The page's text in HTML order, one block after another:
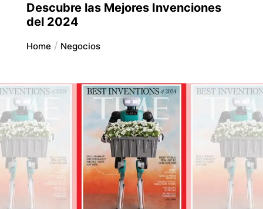
Descubre las Mejores Invenciones
del 2024
Home Negocios